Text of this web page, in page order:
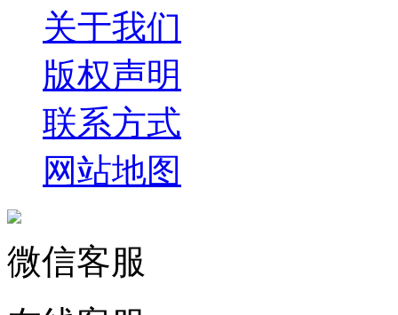
关于我们
版权声明
联系方式
网站地图
微信客服